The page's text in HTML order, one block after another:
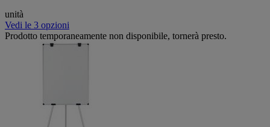
unità
Vedi le 3 opzioni
Prodotto temporaneamente non disponibile, tornerà presto.